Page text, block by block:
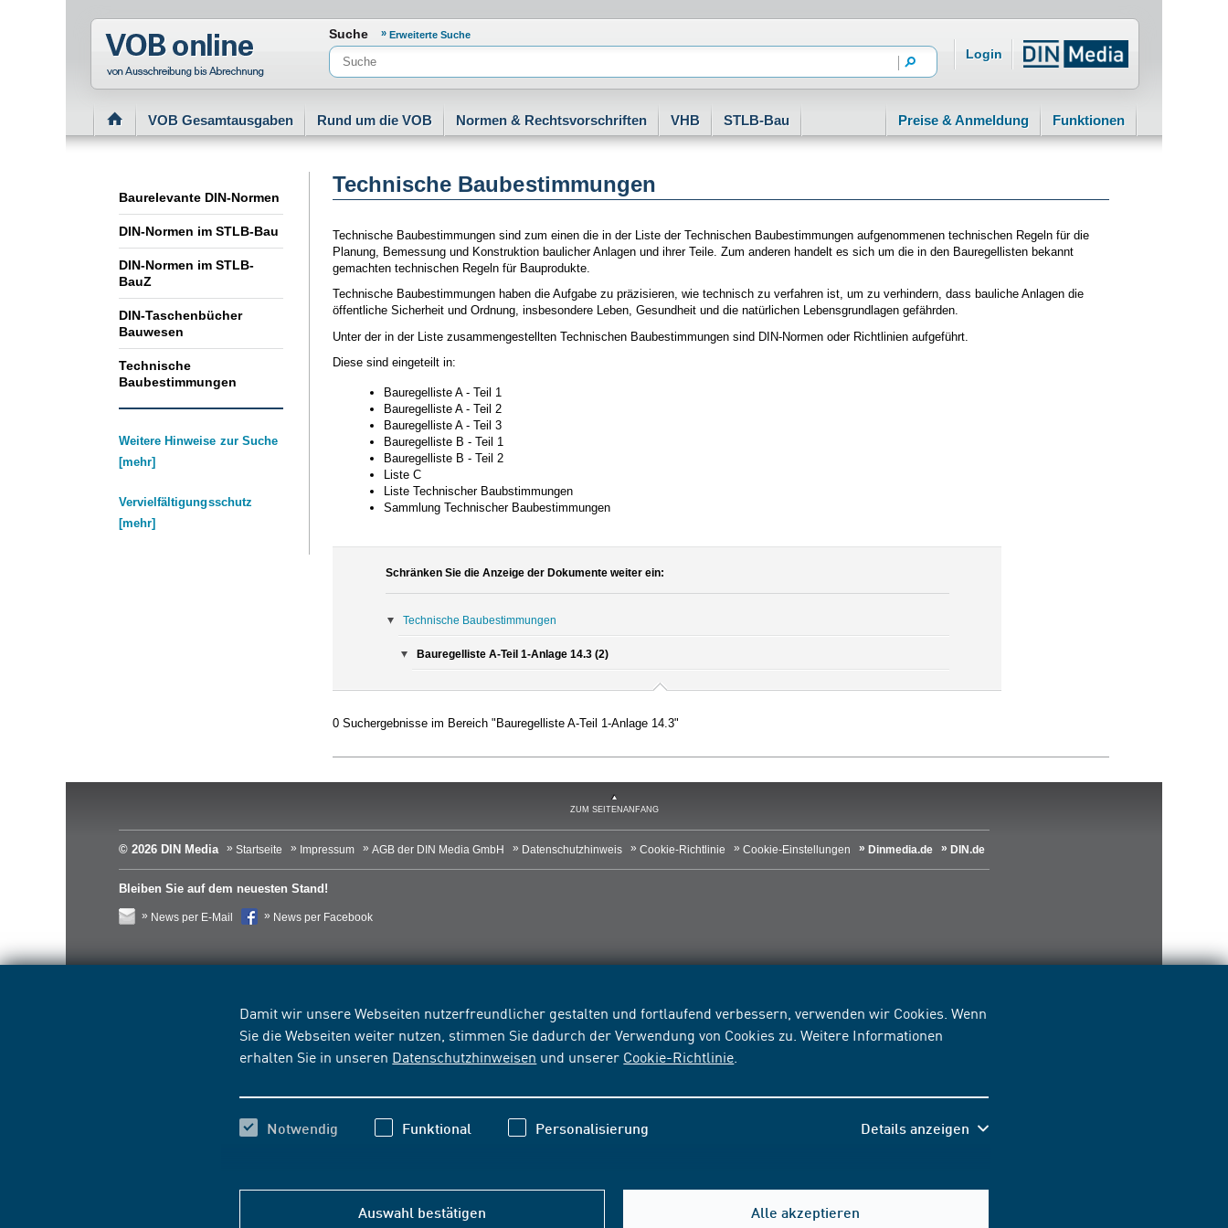
Damit wir unsere Webseiten nutzerfreundlicher gestalten und fortlaufend verbessern, verwenden wir Cookies. Wenn
Sie die Webseiten weiter nutzen, stimmen Sie dadurch der Verwendung von Cookies zu. Weitere Informationen
erhalten Sie in unseren Datenschutzhinweisen und unserer Cookie-Richtlinie
Notwendig Funktional Personalisierung Details anzeigen
Auswahl bestätigen Alle akzeptieren
Normenportal Barrierefreiheit
Suche Erweiterte Suche
Login
VOB Gesamtausgaben Rund um die VOB Normen & Rechtsvorschriften VHB STLB-Bau Preise & Anmeldung Funktionen
Baurelevante DIN-Normen
DIN-Normen im STLB-Bau
DIN-Normen im STLB-
BauZ
DIN-Taschenbücher
Bauwesen
Technische
Baubestimmungen
Weitere Hinweise zur Suche
[mehr]
Vervielfältigungsschutz
[mehr]
Technische Baubestimmungen
Technische Baubestimmungen sind zum einen die in der Liste der Technischen Baubestimmungen aufgenommenen technischen Regeln für die
Planung, Bemessung und Konstruktion baulicher Anlagen und ihrer Teile. Zum anderen handelt es sich um die in den Bauregellisten bekannt
gemachten technischen Regeln für Bauprodukte.
Technische Baubestimmungen haben die Aufgabe zu präzisieren, wie technisch zu verfahren ist, um zu verhindern, dass bauliche Anlagen die
öffentliche Sicherheit und Ordnung, insbesondere Leben, Gesundheit und die natürlichen Lebensgrundlagen gefährden.
Unter der in der Liste zusammengestellten Technischen Baubestimmungen sind DIN-Normen oder Richtlinien aufgeführt.
Diese sind eingeteilt in:
Bauregelliste A - Teil 1
Bauregelliste A - Teil 2
Bauregelliste A - Teil 3
Bauregelliste B - Teil 1
Bauregelliste B - Teil 2
Liste C
Liste Technischer Baubstimmungen
Sammlung Technischer Baubestimmungen
Schränken Sie die Anzeige der Dokumente weiter ein:
Technische Baubestimmungen
Bauregelliste A-Teil 1-Anlage 14.3 (2)
0 Suchergebnisse im Bereich "Bauregelliste A-Teil 1-Anlage 14.3"
ZUM SEITENANFANG
© 2026 DIN Media Startseite Impressum AGB der DIN Media GmbH Datenschutzhinweis Cookie-Richtlinie Cookie-Einstellungen Dinmedia.de DIN.de
Bleiben Sie auf dem neuesten Stand!
News per E-Mail News per Facebook